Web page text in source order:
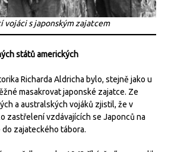
vojáci s japonským zajatcem
států amerických
Richarda Aldricha bylo, stejně jako u
masakrovat japonské zajatce. Ze
a australských vojáků zjistil, že v
zastřelení vzdávajících se Japonců na
zajateckého tábora.